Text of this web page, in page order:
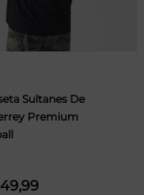
Sultanes De
Premium